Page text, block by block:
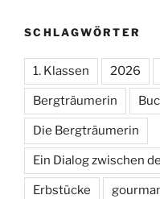
SCHLAGWÖRTER
1. Klassen 2026
Bergträumerin
Die Bergträumerin
Ein Dialog zwischen
Erbstücke